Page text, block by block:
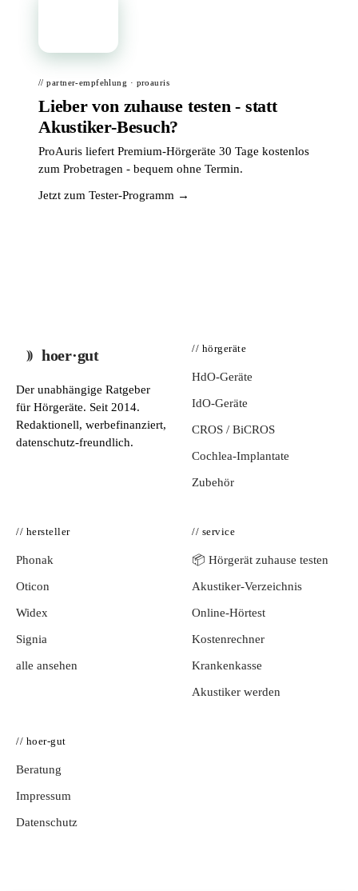
// partner-empfehlung · proauris
Lieber von zuhause testen - statt
Akustiker-Besuch?
ProAuris liefert Premium-Hörgeräte 30 Tage kostenlos
zum Probetragen - bequem ohne Termin.
Jetzt zum Tester-Programm →
hoer·gut
Der unabhängige Ratgeber
für Hörgeräte. Seit 2014.
Redaktionell, werbefinanziert,
datenschutz-freundlich.
// hörgeräte
HdO-Geräte
IdO-Geräte
CROS / BiCROS
Cochlea-Implantate
Zubehör
// hersteller
Phonak
Oticon
Widex
Signia
alle ansehen
// service
📦 Hörgerät zuhause testen
Akustiker-Verzeichnis
Online-Hörtest
Kostenrechner
Krankenkasse
Akustiker werden
// hoer-gut
Beratung
Impressum
Datenschutz